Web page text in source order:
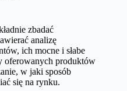
zbadać
analizę
ich mocne i słabe
oferowanych produktów
w jaki sposób
się na rynku.